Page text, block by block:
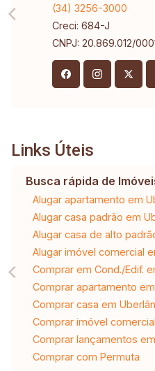
(34) 3256-3000
Creci: 684-J
CNPJ: 20.869.012/
Links Úteis
Busca rápida de
Alugar apartamento em
Alugar casa padrão em
Alugar casa de alto
Alugar imóvel comercial
Comprar em Cond./Edif.
Comprar apartamento
Comprar casa em
Comprar imóvel
Comprar lançamentos
Comprar com Permuta